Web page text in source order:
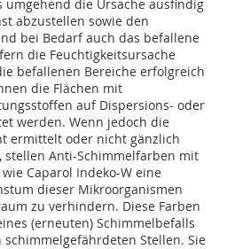
umgehend die Ursache ausfindig
abzustellen sowie den
bei Bedarf auch das befallene
die Feuchtigkeitsursache
befallenen Bereiche erfolgreich
die Flächen mit
auf Dispersions- oder
werden. Wenn jedoch die
ermittelt oder nicht gänzlich
stellen Anti-Schimmelfarben mit
Caparol Indeko-W eine
dieser Mikroorganismen
zu verhindern. Diese Farben
(erneuten) Schimmelbefalls
Stellen. Sie